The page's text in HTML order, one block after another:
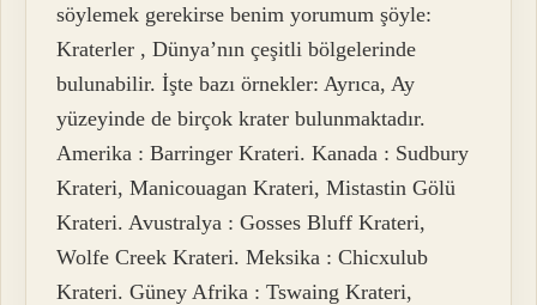
söylemek gerekirse benim yorumum şöyle:
Kraterler , Dünya’nın çeşitli bölgelerinde
bulunabilir. İşte bazı örnekler: Ayrıca, Ay
yüzeyinde de birçok krater bulunmaktadır.
Amerika : Barringer Krateri. Kanada : Sudbury
Krateri, Manicouagan Krateri, Mistastin Gölü
Krateri. Avustralya : Gosses Bluff Krateri,
Wolfe Creek Krateri. Meksika : Chicxulub
Krateri. Güney Afrika : Tswaing Krateri,